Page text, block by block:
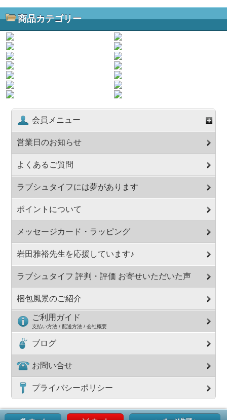
商品カテゴリー
会員メニュー
営業日のお知らせ
よくあるご質問
ラブシュタイフには夢があります
ポイントについて
メッセージカード・ラッピング
岩田雅裕先生を応援しています♪
ラブシュタイフ 評判・評価 お寄せいただいた声
梱包風景のご紹介
ご利用ガイド
支払い方法 / 配送方法 / 会社概要
ブログ
お問い合せ
プライバシーポリシー